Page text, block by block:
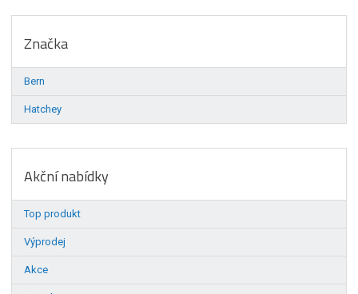
Značka
Bern
Hatchey
Akční nabídky
Top produkt
Výprodej
Akce